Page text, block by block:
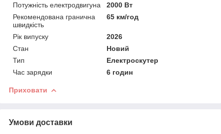
Потужність електродвигуна
2000 Вт
Рекомендована гранична
швидкість
65 км/год
Рік випуску
2026
Стан
Новий
Тип
Електроскутер
Час зарядки
6 годин
Приховати
Умови доставки